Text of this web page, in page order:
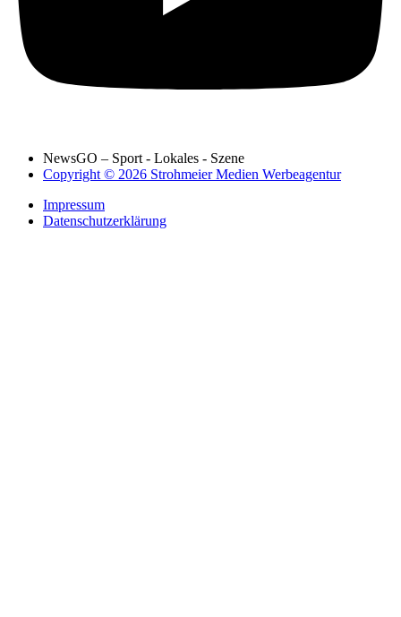
NewsGO – Sport - Lokales - Szene
Copyright © 2026 Strohmeier Medien Werbeagentur
Impressum
Datenschutzerklärung